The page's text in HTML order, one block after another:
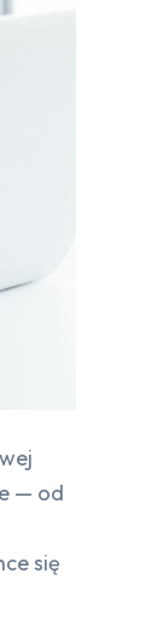
— od
się